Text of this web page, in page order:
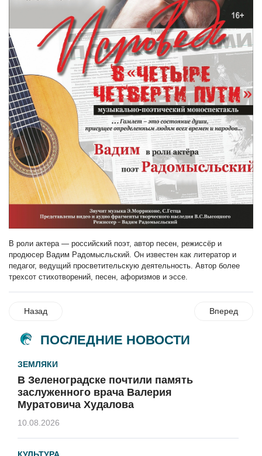
В роли актера — российский поэт, автор песен, режиссёр и
продюсер Вадим Радомысльский. Он известен как литератор и
педагог, ведущий просветительскую деятельность. Автор более
трехсот стихотворений, песен, афоризмов и эссе.
Назад Вперед
ПОСЛЕДНИЕ НОВОСТИ
ЗЕМЛЯКИ
В Зеленоградске почтили память
заслуженного врача Валерия
Муратовича Худалова
10.08.2026